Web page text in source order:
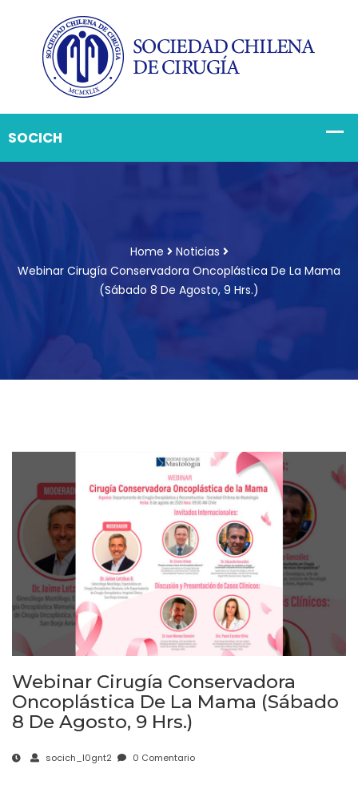
Home
Noticias
Webinar Cirugía Conservadora Oncoplástica De La Mama
(Sábado 8 De Agosto, 9 Hrs.)
Webinar Cirugía Conservadora
Oncoplástica De La Mama (Sábado
8 De Agosto, 9 Hrs.)
socich_l0gnt2 0 Comentario